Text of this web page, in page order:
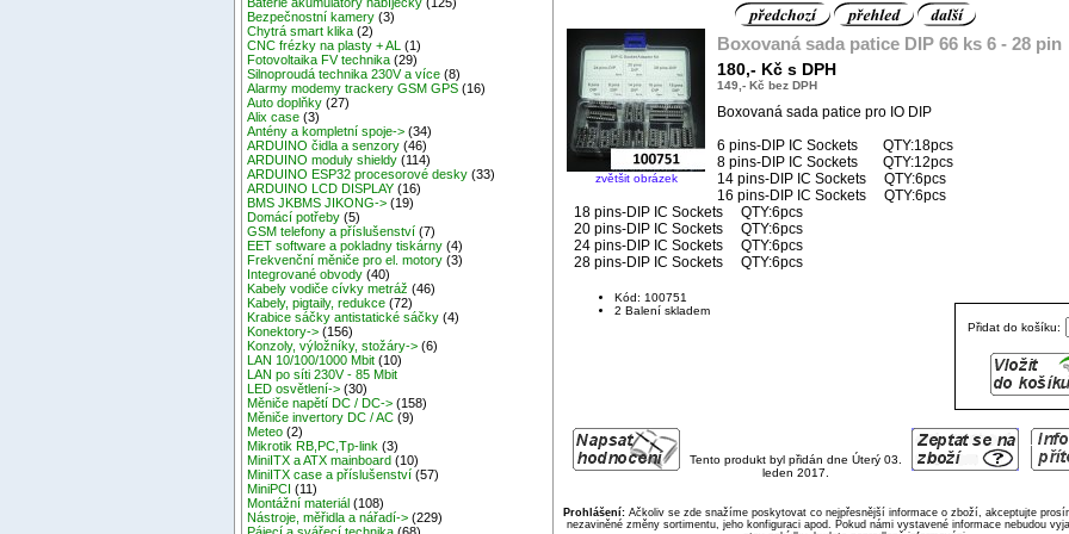
Bezpečnostní kamery (3)
Chytrá smart klika (2)
CNC frézky na plasty + AL
(1)
Fotovoltaika FV technika (29)
Silnoproudá technika 230V a více (8)
Alarmy modemy trackery GSM GPS (16)
Auto doplňky (27)
Alix case (3)
Antény a kompletní spoje-> (34)
ARDUINO čidla a senzory (46)
ARDUINO moduly shieldy (114)
ARDUINO ESP32 procesorové desky (33)
ARDUINO LCD DISPLAY (16)
BMS JKBMS JIKONG-> (19)
Domácí potřeby (5)
GSM telefony a příslušenství (7)
EET software a pokladny tiskárny (4)
Frekvenční měniče pro el. motory (3)
Integrované obvody (40)
Kabely vodiče cívky metráž (46)
Kabely, pigtaily, redukce (72)
Krabice sáčky antistatické sáčky (4)
Konektory-> (156)
Konzoly, výložníky, stožáry-> (6)
LAN 10/100/1000 Mbit (10)
LAN po síti 230V - 85 Mbit
LED osvětlení-> (30)
Měniče napětí DC / DC-> (158)
Měniče invertory DC / AC (9)
Meteo (2)
Mikrotik RB,PC,Tp-link (3)
MiniITX a ATX mainboard (10)
MiniITX case a příslušenství (57)
MiniPCI (11)
Montážní materiál (108)
Nástroje, měřidla a nářadí-> (229)
zvětšit obrázek
Boxovaná sada patice DIP 66 ks 6 - 28 pin
180,- Kč s DPH
149,- Kč bez DPH
Boxovaná sada patice pro IO DIP
6 pins-DIP IC Sockets QTY:18pcs
8 pins-DIP IC Sockets QTY:12pcs
14 pins-DIP IC Sockets QTY:6pcs
16 pins-DIP IC Sockets QTY:6pcs
18 pins-DIP IC Sockets QTY:6pcs
20 pins-DIP IC Sockets QTY:6pcs
24 pins-DIP IC Sockets QTY:6pcs
28 pins-DIP IC Sockets QTY:6pcs
Přidat do košíku:
Kód: 100751
2 Balení skladem
Tento produkt byl přidán dne Úterý 03.
leden 2017.
Prohlášení:Ačkoliv se zde snažíme poskytovat co nejpřesnější informace o zboží, akceptujte
nezaviněné změny sortimentu, jeho konfiguraci apod. Pokud námi vystavené informace nebudou